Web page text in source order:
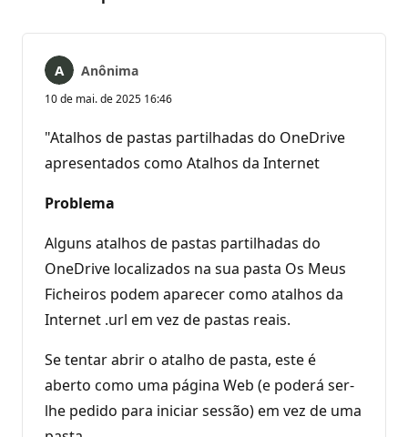
Anônima
10 de mai. de 2025 16:46
"Atalhos de pastas partilhadas do OneDrive
apresentados como Atalhos da Internet
Problema
Alguns atalhos de pastas partilhadas do
OneDrive localizados na sua pasta Os Meus
Ficheiros podem aparecer como atalhos da
Internet .url em vez de pastas reais.
Se tentar abrir o atalho de pasta, este é
aberto como uma página Web (e poderá ser-
lhe pedido para iniciar sessão) em vez de uma